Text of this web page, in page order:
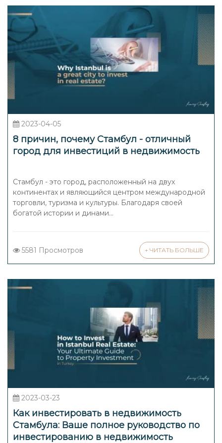
2023-04-05
8 причин, почему Стамбул - отличный
город для инвестиций в недвижимость
Стамбул - это город, расположенный на двух
континентах и являющийся центром международной
торговли, туризма и культуры. Благодаря своей
богатой истории и динами...
5581 Просмотров + ЧИТАТЬ БОЛЬШЕ
2023-03-23
Как инвестировать в недвижимость
Стамбула: Ваше полное руководство по
инвестированию в недвижимость